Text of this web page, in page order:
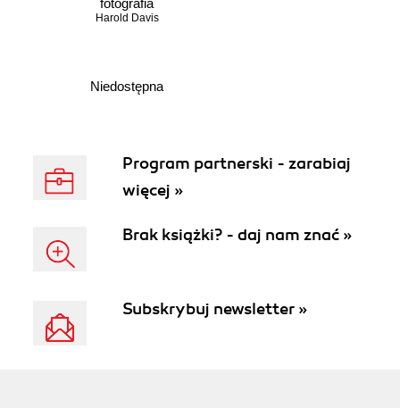
fotografia
Harold Davis
Niedostępna
Program partnerski - zarabiaj
więcej »
Brak książki? - daj nam znać »
Subskrybuj newsletter »